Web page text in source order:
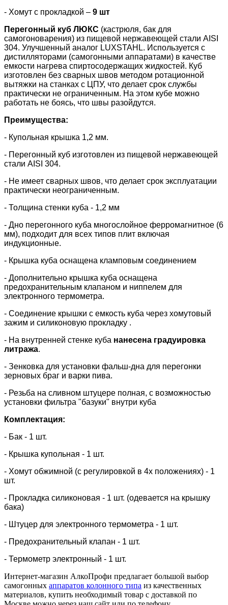
- Хомут с прокладкой – 9 шт
Перегонный куб ЛЮКС (кастрюля, бак для
самогоноварения) из пищевой нержавеющей стали AISI
304. Улучшенный аналог LUXSTAHL. Используется с
дистилляторами (самогонными аппаратами) в качестве
емкости нагрева спиртосодержащих жидкостей. Куб
изготовлен без сварных швов методом ротационной
вытяжки на станках с ЦПУ, что делает срок службы
практически не ограниченным. На этом кубе можно
работать не боясь, что швы разойдутся.
Преимущества:
- Купольная крышка 1,2 мм.
- Перегонный куб изготовлен из пищевой нержавеющей
стали AISI 304.
- Не имеет сварных швов, что делает срок эксплуатации
практически неограниченным.
- Толщина стенки куба - 1,2 мм
- Дно перегонного куба многослойное ферромагнитное (6
мм), подходит для всех типов плит включая
индукционные.
- Крышка куба оснащена кламповым соединением
- Дополнительно крышка куба оснащена
предохранительным клапаном и ниппелем для
электронного термометра.
- Соединение крышки с емкость куба через хомутовый
зажим и силиконовую прокладку .
- На внутренней стенке куба нанесена градуировка
литража.
- Зенковка для установки фальш-дна для перегонки
зерновых браг и варки пива.
- Резьба на сливном штуцере полная, с возможностью
установки фильтра "базуки" внутри куба
Комплектация:
- Бак - 1 шт.
- Крышка купольная - 1 шт.
- Хомут обжимной (с регулировкой в 4х положениях) - 1
шт.
- Прокладка силиконовая - 1 шт. (одевается на крышку
бака)
- Штуцер для электронного термометра - 1 шт.
- Предохранительный клапан - 1 шт.
- Термометр электронный - 1 шт.
Интернет-магазин АлкоПрофи предлагает большой выбор
самогонных аппаратов колонного типа из качественных
материалов, купить необходимый товар с доставкой по